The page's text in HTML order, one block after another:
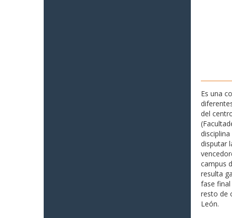
Es una
del
disputar
campus
resulta
fase
resto de
León.